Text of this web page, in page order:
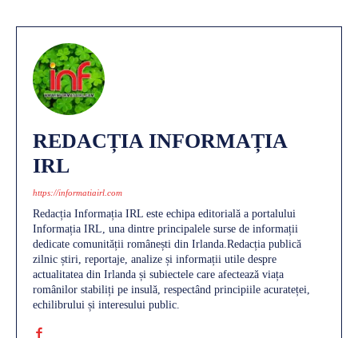
REDACȚIA INFORMAȚIA
IRL
https://informatiairl.com
Redacția Informația IRL este echipa editorială a portalului
Informația IRL, una dintre principalele surse de informații
dedicate comunității românești din Irlanda.Redacția publică
zilnic știri, reportaje, analize și informații utile despre
actualitatea din Irlanda și subiectele care afectează viața
românilor stabiliți pe insulă, respectând principiile acurateței,
echilibrului și interesului public.